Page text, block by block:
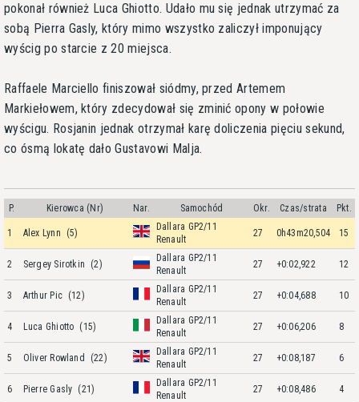
pokonał również Luca Ghiotto. Udało mu się jednak utrzymać za
sobą Pierra Gasly, który mimo wszystko zaliczył imponujący
wyścig po starcie z 20 miejsca.
Raffaele Marciello finiszował siódmy, przed Artemem
Markiełowem, który zdecydował się zminić opony w połowie
wyścigu. Rosjanin jednak otrzymał karę doliczenia pięciu sekund,
co ósmą lokatę dało Gustavowi Malja.
P. Kierowca (Nr) Nar. Samochód Okr. Czas/strata Pkt.
1 Alex Lynn (5)
Dallara GP2/11
Renault
27 0h43m20,504 15
2 Sergey Sirotkin (2)
Dallara GP2/11
Renault
27 +0:02,922 12
3 Arthur Pic (12)
Dallara GP2/11
Renault
27 +0:04,688 10
4 Luca Ghiotto (15)
Dallara GP2/11
Renault
27 +0:06,206 8
5 Oliver Rowland (22)
Dallara GP2/11
Renault
27 +0:08,187 6
6 Pierre Gasly (21)
Dallara GP2/11
Renault
27 +0:08,486 4